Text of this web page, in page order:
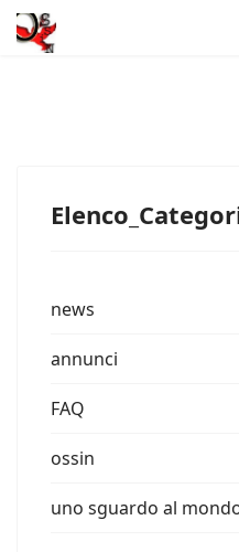
news
annunci
FAQ
ossin
uno sguardo al